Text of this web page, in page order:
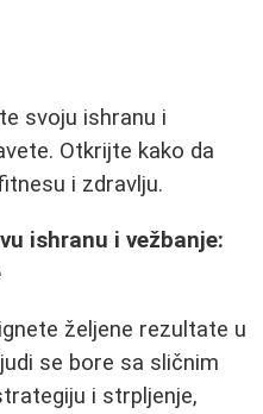
svoju ishranu i
Otkrijte kako da
i zdravlju.
ishranu i vežbanje:
željene rezultate u
se bore sa sličnim
i strpljenje,